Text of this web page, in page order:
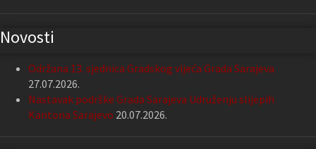
Novosti
Održana 13. sjednica Gradskog vijeća Grada Sarajeva
27.07.2026.
Nastavak podrške Grada Sarajeva Udruženju slijepih
Kantona Sarajevo 20.07.2026.